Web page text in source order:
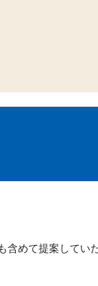
含めて提案してい